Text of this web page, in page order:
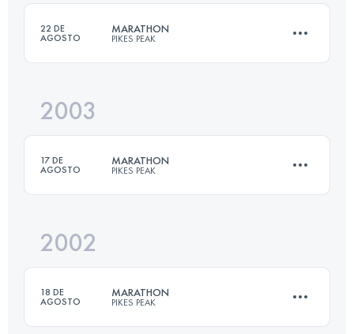
Inicia sesión para ver el UTMB Index
22 DE
AGOSTO
MARATHON
PIKES PEAK
Inicia sesión para ver el UTMB Index
2003
17 DE
AGOSTO
MARATHON
PIKES PEAK
Inicia sesión para ver el UTMB Index
2002
18 DE
AGOSTO
MARATHON
PIKES PEAK